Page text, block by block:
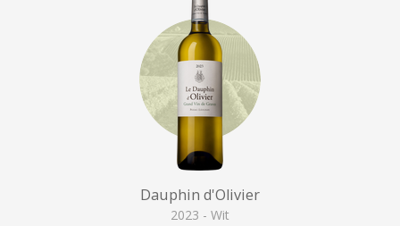
Dauphin d'Olivier
2023 - Wit